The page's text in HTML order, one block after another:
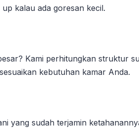
kalau ada goresan kecil.
Kami perhitungkan struktur
kebutuhan kamar Anda.
yang sudah terjamin